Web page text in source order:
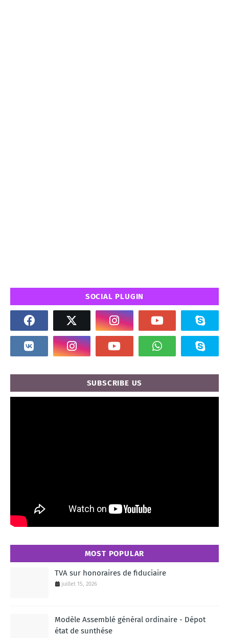
SOCIAL PLUGIN
SUBSCRIBE US
MOST POPULAR
TVA sur honoraires de fiduciaire
juillet 15, 2026
Modèle Assemblé général ordinaire - Dépot
état de sunthése